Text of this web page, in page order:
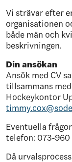
Vi strävar efter
organisationen
både män och
beskrivningen.
Din ansökan
Ansök med CV
tillsammans
Hockeykontor
Eventuella
telefon: 073-960
Då